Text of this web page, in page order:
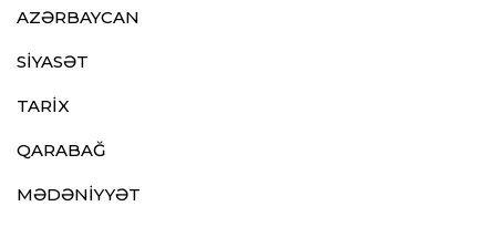
AZƏRBAYCAN
SİYASƏT
TARİX
QARABAĞ
MƏDƏNİYYƏT